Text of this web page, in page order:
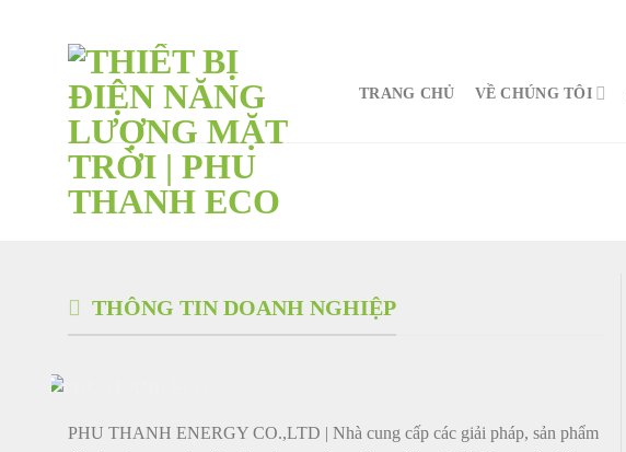
TRANG CHỦ VỀ CHÚNG TÔI
THÔNG TIN DOANH NGHIỆP
PHU THANH ENERGY CO.,LTD | Nhà cung cấp các giải pháp, sản phẩm